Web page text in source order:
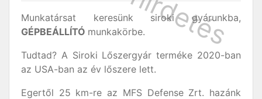
Munkatársat keresünk siroki gyárunkba,
GÉPBEÁLLÍTÓ munkakörbe.
Tudtad? A Siroki Lőszergyár terméke 2020-ban
az USA-ban az év lőszere lett.
Egertől 25 km-re az MFS Defense Zrt. hazánk